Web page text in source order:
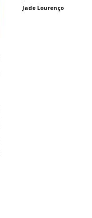
Jade Lourenço